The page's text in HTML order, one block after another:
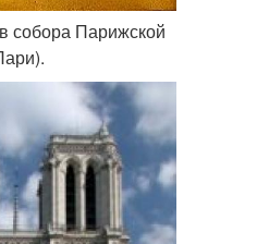
собора Парижской